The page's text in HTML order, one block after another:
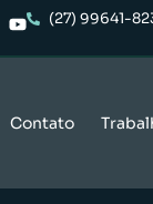
(27) 99641-
Contato